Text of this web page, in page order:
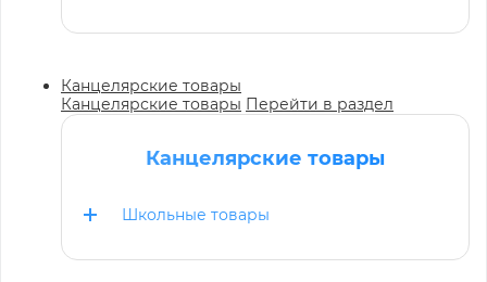
Канцелярские товары
Канцелярские товары Перейти в раздел
Канцелярские товары
Школьные товары